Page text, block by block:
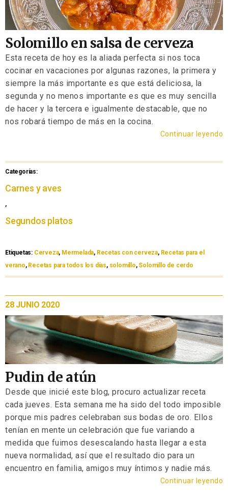
Solomillo en salsa de cerveza
Esta receta de hoy es la aliada perfecta si nos toca
cocinar en vacaciones por algunas razones, la primera y
siempre la más importante es que está deliciosa, la
segunda y no menos importante es que es muy sencilla
de hacer y la tercera e igualmente destacable, que no
nos robará tiempo de más en la cocina.
Continuar leyendo
Categorías:
Carnes y aves
,
Segundos platos
Etiquetas: Cerveza, Mermelada, Recetas con cerveza, Recetas para el
verano, Recetas para todos los días, solomillo, Solomillo de cerdo
28 JUNIO 2020
Pudin de atún
Desde que inicié este blog, procuro actualizar receta
cada jueves. Esta semana me ha sido del todo imposible
porque mis padres celebraban sus bodas de oro. Ellos
tenían en mente un celebración que fue variando a
medida que fuimos desescalando hasta llegar a esta
nueva normalidad, así que el resultado dio para un
encuentro en familia, amigos muy íntimos y nadie más.
Continuar leyendo